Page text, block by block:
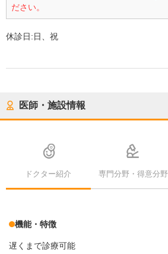
ださい。
休診日:日、祝
医師・施設情報
ドクター紹介 専門分野・得意分野
機能・特徴
遅くまで診療可能